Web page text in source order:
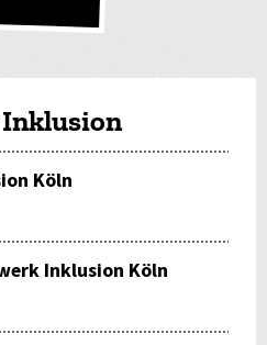
Köln
Inklusion Köln